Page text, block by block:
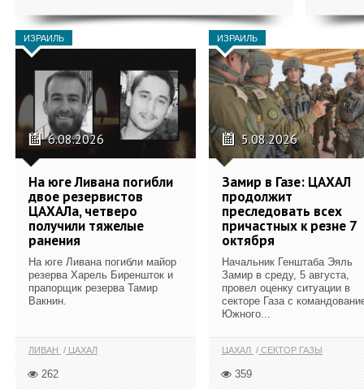
ИЗРАИЛЬ
6.08.2026
На юге Ливана погибли
двое резервистов
ЦАХАЛа, четверо
получили тяжелые
ранения
На юге Ливана погибли майор
резерва Харель Биреншток и
прапорщик резерва Тамир
Вакнин.
ЛИВАН ЦАХАЛ
262
ИЗРАИЛЬ
5.08.2026
Замир в Газе: ЦАХАЛ
продолжит
преследовать всех
причастных к резне 7
октября
Начальник Генштаба Эяль
Замир в среду, 5 августа,
провел оценку ситуации в
секторе Газа с
Южного...
ЦАХАЛ СЕКТОР ГАЗЫ
359